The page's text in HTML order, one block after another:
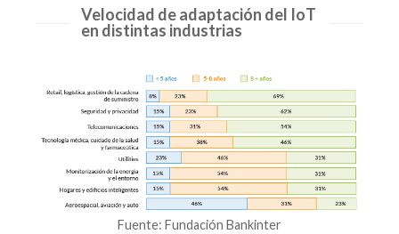
Velocidad de adaptación del IoT
en distintas industrias
Fuente: Fundación Bankinter